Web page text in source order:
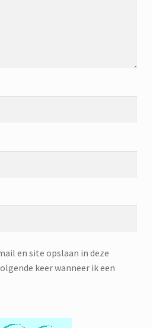
en site opslaan in deze
keer wanneer ik een